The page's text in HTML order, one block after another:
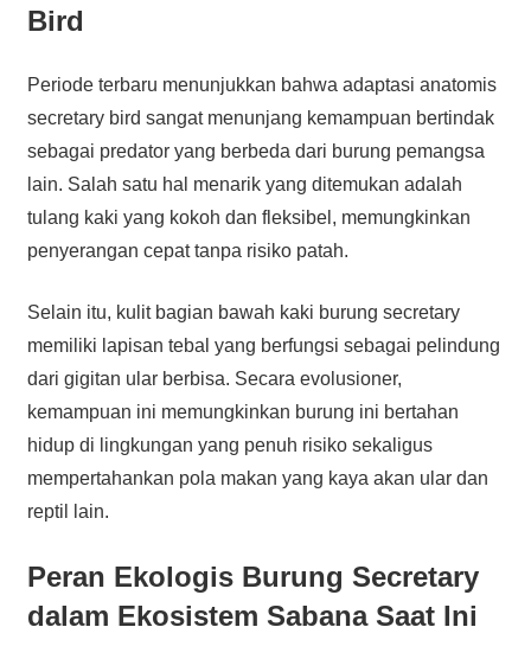
Bird
Periode terbaru menunjukkan bahwa adaptasi anatomis
secretary bird sangat menunjang kemampuan bertindak
sebagai predator yang berbeda dari burung pemangsa
lain. Salah satu hal menarik yang ditemukan adalah
tulang kaki yang kokoh dan fleksibel, memungkinkan
penyerangan cepat tanpa risiko patah.
Selain itu, kulit bagian bawah kaki burung secretary
memiliki lapisan tebal yang berfungsi sebagai pelindung
dari gigitan ular berbisa. Secara evolusioner,
kemampuan ini memungkinkan burung ini bertahan
hidup di lingkungan yang penuh risiko sekaligus
mempertahankan pola makan yang kaya akan ular dan
reptil lain.
Peran Ekologis Burung Secretary
dalam Ekosistem Sabana Saat Ini